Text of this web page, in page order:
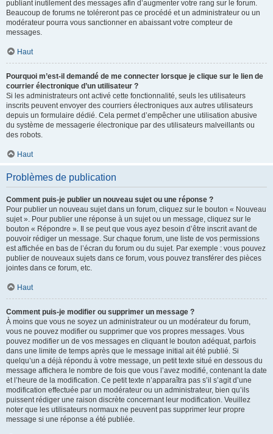
publiant inutilement des messages afin d’augmenter votre rang sur le forum.
Beaucoup de forums ne toléreront pas ce procédé et un administrateur ou un
modérateur pourra vous sanctionner en abaissant votre compteur de
messages.
Haut
Pourquoi m’est-il demandé de me connecter lorsque je clique sur le lien de
courrier électronique d’un utilisateur ?
Si les administrateurs ont activé cette fonctionnalité, seuls les utilisateurs
inscrits peuvent envoyer des courriers électroniques aux autres utilisateurs
depuis un formulaire dédié. Cela permet d’empêcher une utilisation abusive
du système de messagerie électronique par des utilisateurs malveillants ou
des robots.
Haut
Problèmes de publication
Comment puis-je publier un nouveau sujet ou une réponse ?
Pour publier un nouveau sujet dans un forum, cliquez sur le bouton « Nouveau
sujet ». Pour publier une réponse à un sujet ou un message, cliquez sur le
bouton « Répondre ». Il se peut que vous ayez besoin d’être inscrit avant de
pouvoir rédiger un message. Sur chaque forum, une liste de vos permissions
est affichée en bas de l’écran du forum ou du sujet. Par exemple : vous pouvez
publier de nouveaux sujets dans ce forum, vous pouvez transférer des pièces
jointes dans ce forum, etc.
Haut
Comment puis-je modifier ou supprimer un message ?
À moins que vous ne soyez un administrateur ou un modérateur du forum,
vous ne pouvez modifier ou supprimer que vos propres messages. Vous
pouvez modifier un de vos messages en cliquant le bouton adéquat, parfois
dans une limite de temps après que le message initial ait été publié. Si
quelqu’un a déjà répondu à votre message, un petit texte situé en dessous du
message affichera le nombre de fois que vous l’avez modifié, contenant la date
et l’heure de la modification. Ce petit texte n’apparaîtra pas s’il s’agit d’une
modification effectuée par un modérateur ou un administrateur, bien qu’ils
puissent rédiger une raison discrète concernant leur modification. Veuillez
noter que les utilisateurs normaux ne peuvent pas supprimer leur propre
message si une réponse a été publiée.